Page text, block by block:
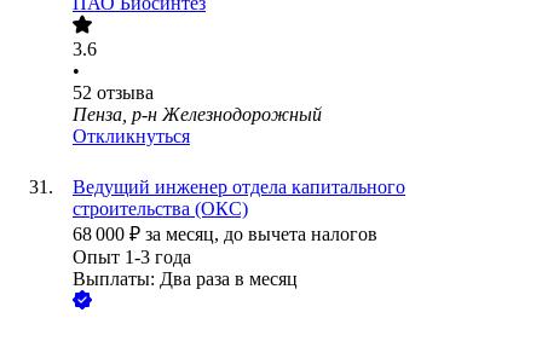
3.6
•
52 отзыва
Пенза, р-н Железнодорожный
Откликнуться
Ведущий инженер отдела капитального
строительства (ОКС)
68 000 ₽ за месяц, до вычета налогов
Опыт 1-3 года
Выплаты: Два раза в месяц